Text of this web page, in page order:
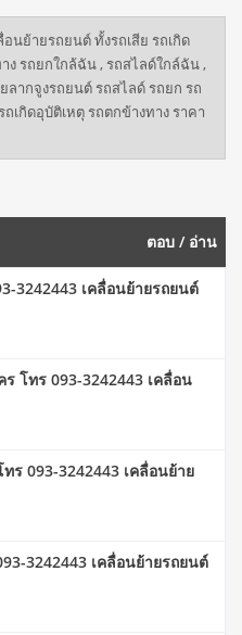
นย้ายรถยนต์ ทั้งรถเสีย รถเกิด
ง รถยกใกล้ฉัน , รถสไลด์ใกล์ฉัน ,
ากจูงรถยนต์ รถสไลด์ รถยก รถ
เกิดอุบัติเหตุ รถตกข้างทาง ราคา
ตอบ / อ่าน
3242443 เคลื่อนย้ายรถยนต์
โทร 093-3242443 เคลื่อน
ร 093-3242443 เคลื่อนย้าย
3242443 เคลื่อนย้ายรถยนต์